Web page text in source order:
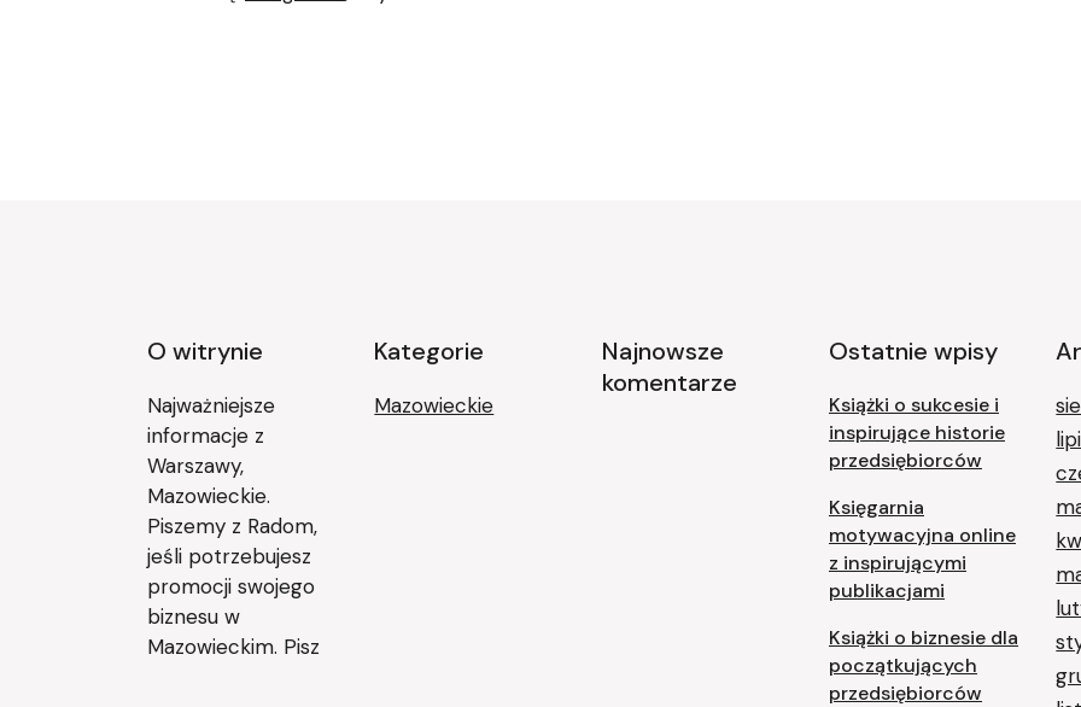
O witrynie
Najważniejsze
informacje z
Warszawy,
Mazowieckie.
Piszemy z Radom,
jeśli potrzebujesz
promocji swojego
biznesu w
Mazowieckim. Pisz
Kategorie
Mazowieckie
Najnowsze
komentarze
Ostatnie wpisy
Książki o sukcesie i
inspirujące historie
przedsiębiorców
Księgarnia
motywacyjna online
z inspirującymi
publikacjami
Książki o biznesie dla
początkujących
przedsiębiorców